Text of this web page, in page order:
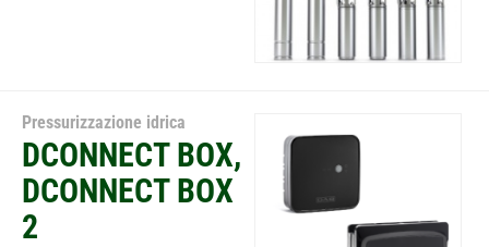
Pressurizzazione idrica
DCONNECT BOX,
DCONNECT BOX
2